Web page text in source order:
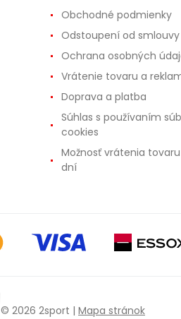
Obchodné podmienky
Odstoupení od smlouvy
Ochrana osobných
Vrátenie tovaru a
Doprava a platba
Súhlas s používaním
cookies
Možnosť vrátenia
dní
© 2026 2sport | Mapa stránok